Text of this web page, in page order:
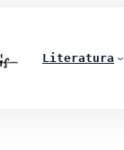
Literatura